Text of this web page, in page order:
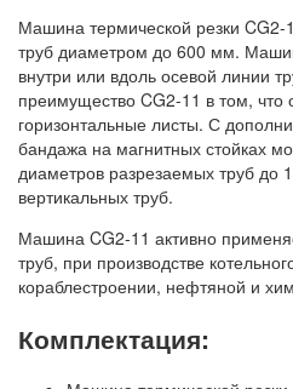
Машина термической резки CG2-
труб диаметром до 600 мм.
внутри или вдоль осевой линии
преимущество CG2-11 в том, что
горизонтальные листы. С
бандажа на магнитных стойках
диаметров разрезаемых труб до
вертикальных труб.
Машина CG2-11 активно
труб, при производстве
кораблестроении, нефтяной и
Комплектация: